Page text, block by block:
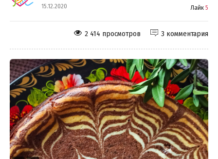
15.12.2020 Лайк 5
3 комментария
2 414 просмотров